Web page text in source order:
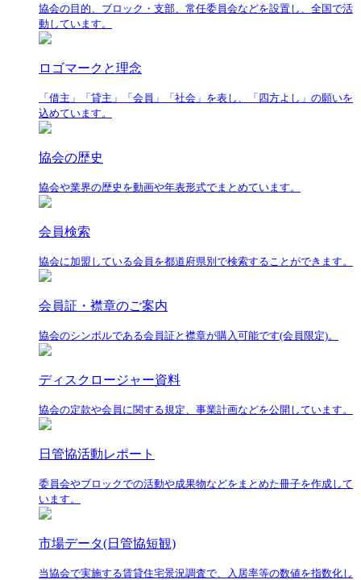
協会の目的、ブロック・支部、常任委員会などを設置し、全国で活
動しています。
ロゴマークと理念
「借主」「貸主」「会員」「社会」を表し、「四方よし」の願いを
込めています。
協会の歴史
協会や業界の歴史を動画や年表形式でまとめています。
会員検索
協会に加盟している会員を都道府県別で検索することができます。
会員証・襟章のご案内
協会のシンボルである会員証と襟章が購入可能です(会員限定)。
ディスクロージャー資料
協会の定款や会員に関する規定、事業計画などを公開しています。
日管協活動レポート
委員会やブロックでの活動や成果物などをまとめた冊子を作成して
います。
市場データ(日管協短観)
当協会で実施する賃貸住宅景況調査で、入居率等の数値を指数化し